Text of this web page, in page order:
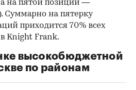
на пятой позиции —
Суммарно на пятерку
приходится 70% всех
Knight Frank.
высокобюджетной
по районам